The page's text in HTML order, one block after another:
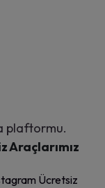
plaftormu.
Araçlarımız
Ücretsiz